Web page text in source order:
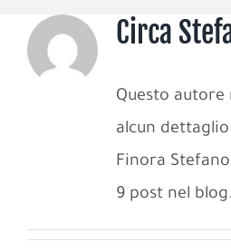
Circa
Questo
alcun
Finora
9 post nel blog.